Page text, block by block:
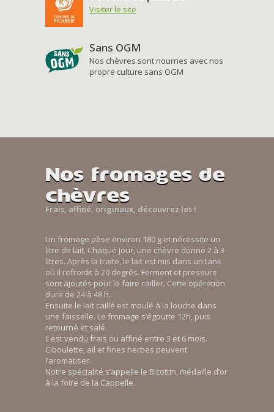
Visiter le site
Sans OGM
Nos chèvres sont nourries avec nos
propre culture sans OGM
Nos fromages de
chèvres
Frais, affiné, originaux, découvrez les !
Un fromage pèse environ 180 g et nécessite un
litre de lait. Chaque jour, une chèvre donne 2 à 3
litres. Après la traite, le lait est mis dans un tank
où il refroidit à 20 degrés. Ferment et pressure
sont ajoutés pour le faire cailler. Cette opération
dure de 24 à 48 h.
Ensuite le lait caillé est moulé à la louche dans
une faisselle. Le fromage s’égoutte 12h, puis
retourné et salé.
Il est vendu frais ou affiné entre 3 et 6 mois.
Ciboulette, ail et fines herbes peuvent
l’aromatiser.
Notre spécialité s’appelle le Bicottin, médaille d’or
à la foire de la Cappelle.